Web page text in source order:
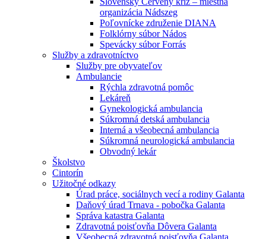
organizácia Nádszeg
Poľovnícke združenie DIANA
Folklórny súbor Nádos
Spevácky súbor Forrás
Služby a zdravotníctvo
Služby pre obyvateľov
Ambulancie
Rýchla zdravotná pomôc
Lekáreň
Gynekologická ambulancia
Súkromná detská ambulancia
Interná a všeobecná ambulancia
Súkromná neurologická ambulancia
Obvodný lekár
Školstvo
Cintorín
Užitočné odkazy
Úrad práce, sociálnych vecí a rodiny Galanta
Daňový úrad Trnava - pobočka Galanta
Správa katastra Galanta
Zdravotná poisťovňa Dôvera Galanta
Všeobecná zdravotná poisťovňa Galanta